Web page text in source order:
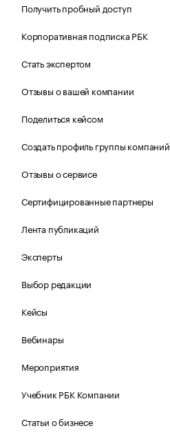
Получить пробный доступ
Корпоративная подписка РБК
Стать экспертом
Отзывы о вашей компании
Поделиться кейсом
Создать профиль группы компаний
Отзывы о сервисе
Сертифицированные партнеры
Лента публикаций
Эксперты
Выбор редакции
Кейсы
Вебинары
Мероприятия
Учебник РБК Компании
Статьи о бизнесе